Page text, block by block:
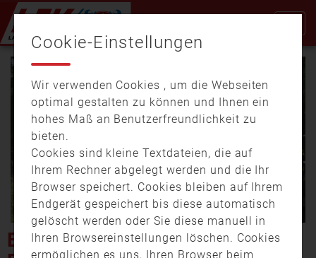
Video
EXTREME TROCKENHEIT –
Cookie-Einstellungen
Wir verwenden Cookies , um die Webseiten
optimal gestalten zu können und Ihnen ein
hohes Maß an Benutzerfreundlichkeit zu
bieten.
Cookies sind kleine Textdateien, die auf
Ihrem Rechner abgelegt werden und die Ihr
Browser speichert. Cookies bleiben auf Ihrem
Endgerät gespeichert bis diese automatisch
gelöscht werden oder Sie diese manuell in
Ihren Browsereinstellungen löschen. Cookies
ermöglichen es uns, Ihren Browser beim